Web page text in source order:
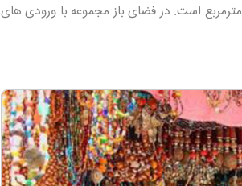
رتبی خوبی کسب کند. ظرفیت و مساحت پارکینگ این بازار بیش از 4000 مترمربع است. در فضای باز مجموعه با ورودی های